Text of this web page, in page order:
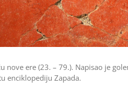
nove ere (23. – 79.). Napisao je
enciklopediju Zapada.